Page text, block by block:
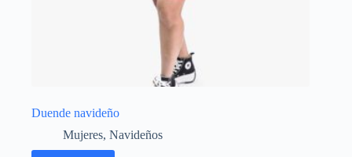
Duende navideño
Mujeres, Navideños